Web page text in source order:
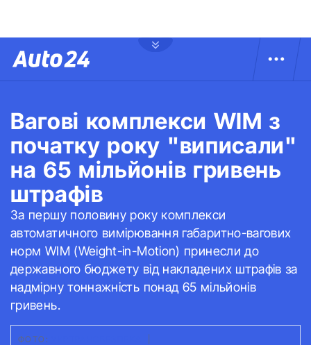
Вагові комплекси WIM з
початку року "виписали"
на 65 мільйонів гривень
штрафів
За першу половину року комплекси
автоматичного вимірювання габаритно-вагових
норм WIM (Weight-in-Motion) принесли до
державного бюджету від накладених штрафів за
надмірну тоннажність понад 65 мільйонів
гривень.
ФОТО: